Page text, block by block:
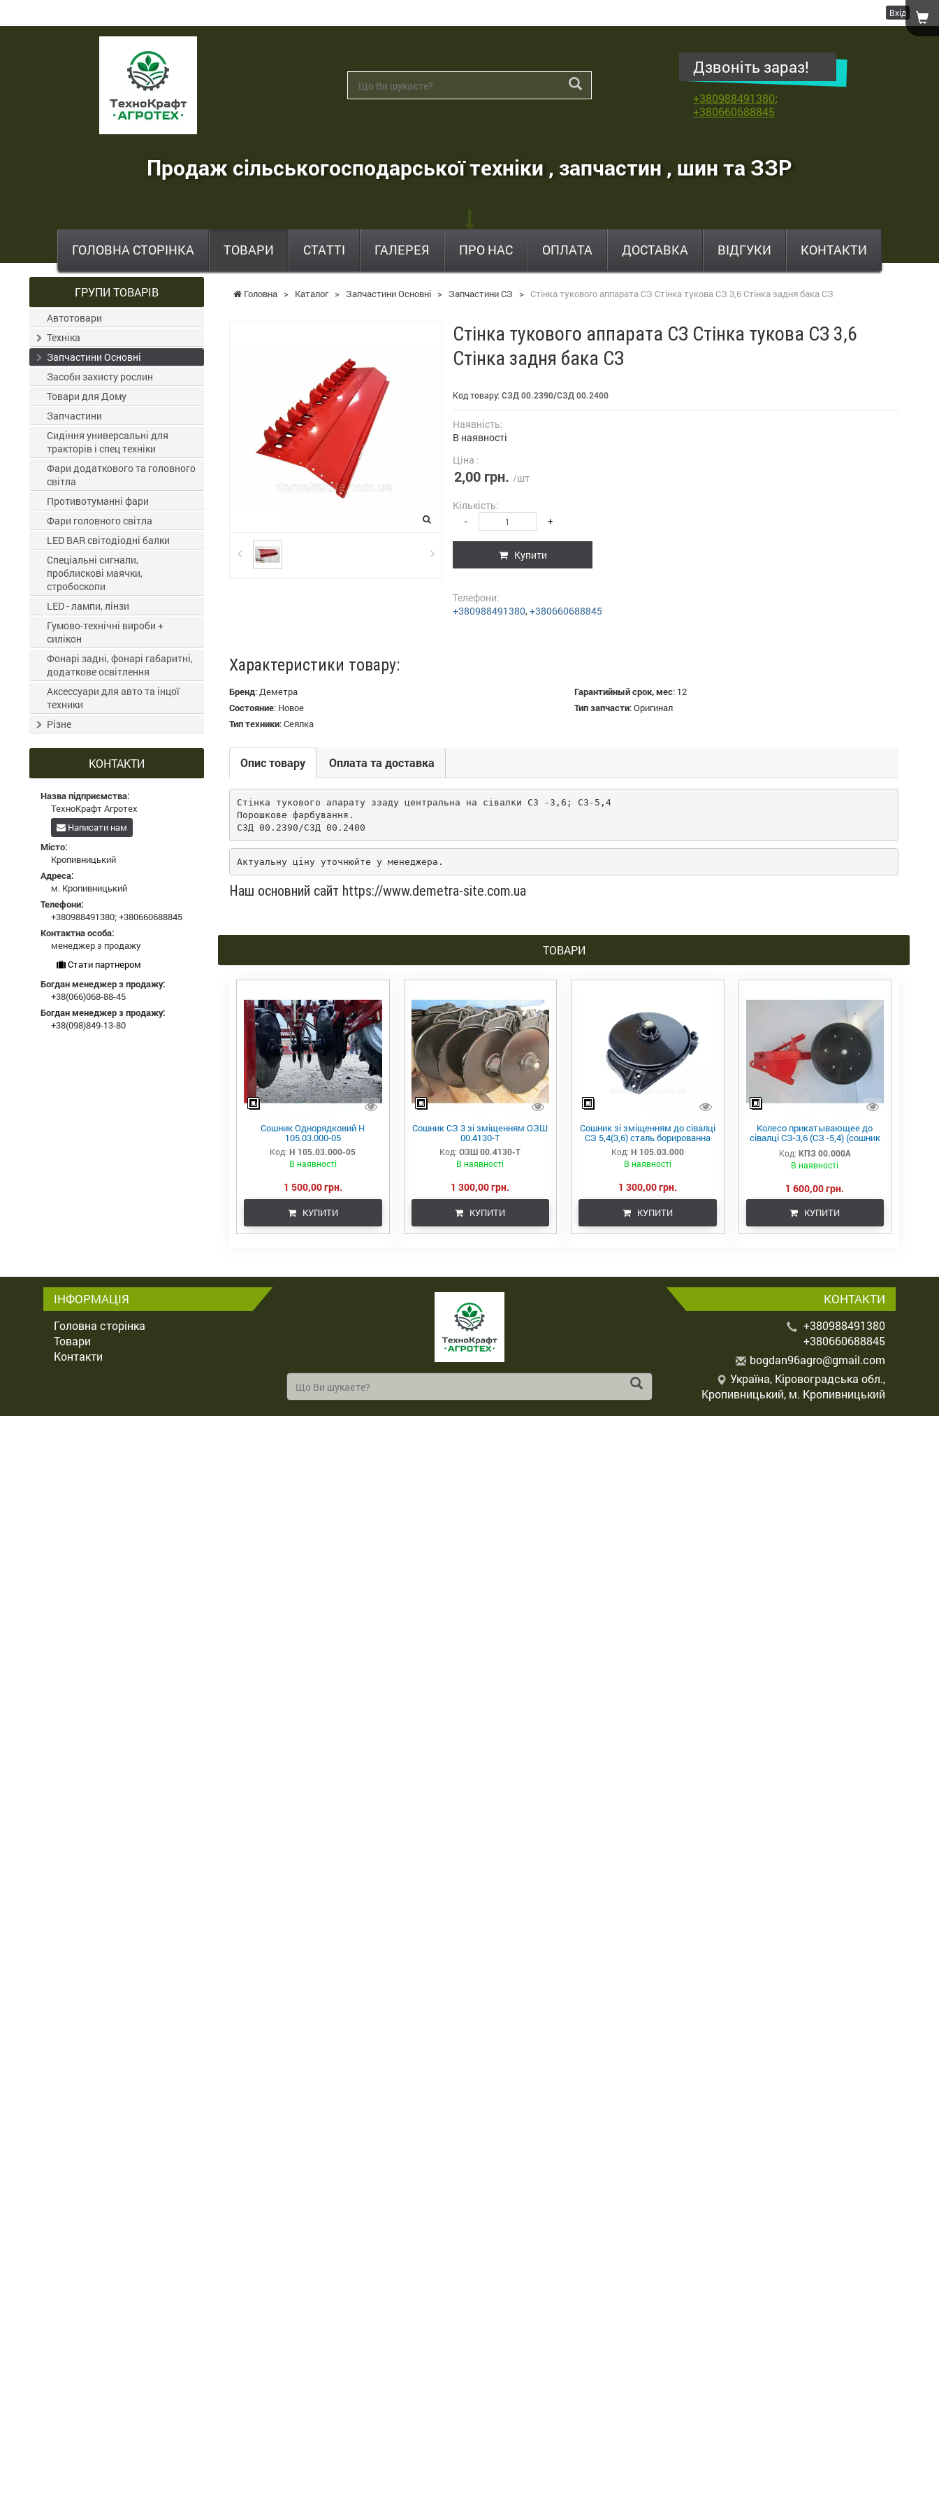
Вхід
ТехноКрафт
Агротех
продаж
,
шин
та
ЗЗР
Дзвоніть зараз!
+380988491380;
+380660688845
Продаж сільськогосподарської техніки , запчастин , шин та ЗЗР
ГОЛОВНА СТОРІНКА ТОВАРИ СТАТТІ ГАЛЕРЕЯ ПРО НАС ОПЛАТА ДОСТАВКА ВІДГУКИ КОНТАКТИ
Головна > Каталог > Запчастини Основні > Запчастини СЗ > Стінка тукового аппарата СЗ Стінка тукова СЗ 3,6 Стінка задня бака СЗ
Стінка тукового аппарата СЗ Стінка тукова СЗ 3,6
Стінка задня бака СЗ
Код товару: СЗД 00.2390/СЗД 00.2400
Наявність:
В наявності
Ціна :
2,00 грн. /шт
Кількість:
- +
Купити
Телефони:
+380988491380,+380660688845
Характеристики товару:
Бренд:Деметра Гарантийный срок, мес: 12
Состояние: Новое Тип запчасти:Оригинал
Тип техники:Сеялка
Опис товару Оплата та доставка
Стінка тукового апарату ззаду центральна на сівалки СЗ -3,6; СЗ-5,4
Порошкове фарбування.
СЗД 00.2390/СЗД 00.2400
Актуальну ціну уточнюйте у менеджера.
Наш основний сайт https://www.demetra-site.com.ua
ТОВАРИ
Сошник Однорядковий Н
105.03.000-05
Код: Н 105.03.000-05
В наявності
1 500,00 грн.
КУПИТИ
Сошник СЗ 3 зі зміщенням ОЗШ
00.4130-Т
Код: ОЗШ 00.4130-Т
В наявності
1 300,00 грн.
КУПИТИ
Сошник зі зміщенням до сівалці
СЗ 5,4(3,6) сталь борированна
Код: Н 105.03.000
В наявності
1 300,00 грн.
КУПИТИ
Колесо прикатывающее до
сівалці СЗ-3,6 (СЗ -5,4) (сошник
без зміщення)
Код: КПЗ 00.000А
В наявності
1 600,00 грн.
КУПИТИ
ГРУПИ ТОВАРІВ
Автотовари
Техніка
Запчастини Основні
Засоби захисту рослин
Товари для Дому
Запчастини
Сидіння универсальні для
тракторів і спец техніки
Фари додаткового та головного
світла
Противотуманні фари
Фари головного світла
LED BAR світодіодні балки
Спеціальні сигнали,
проблискові маячки,
стробоскопи
LED - лампи, лінзи
Гумово-технічні вироби +
силікон
Фонарі задні, фонарі габаритні,
додаткове освітлення
Аксессуари для авто та інцої
техники
Різне
КОНТАКТИ
Назва підприємства:
ТехноКрафт Агротех
Написати нам
Місто:
Кропивницький
Адреса:
м. Кропивницький
Телефони:
+380988491380;+380660688845
Контактна особа:
менеджер з продажу
Стати партнером
Богдан менеджер з продажу:
+38(066)068-88-45
Богдан менеджер з продажу:
+38(098)849-13-80
ІНФОРМАЦІЯ
Головна сторінка
Товари
Контакти
КОНТАКТИ
+380988491380
+380660688845
bogdan96agro@gmail.com
Україна, Кіровоградська обл.,
Кропивницький, м. Кропивницький